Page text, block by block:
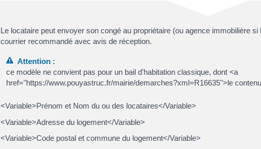
Le locataire peut envoyer son congé au propriétaire (ou agence immobilière
courrier recommandé avec avis de réception.
Attention :
ce modèle ne convient pas pour un bail d'habitation classique, dont <a
href="https://www.pouyastruc.fr/mairie/demarches?xml=R16635">le
<Variable>Prénom et Nom du ou des locataires</Variable>
<Variable>Adresse du logement</Variable>
<Variable>Code postal et commune du logement</Variable>